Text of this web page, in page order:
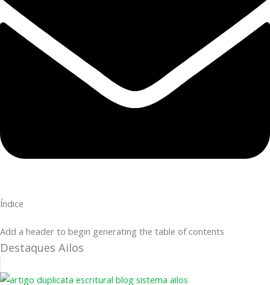
Índice
Add a header to begin generating the table of contents
Destaques Ailos